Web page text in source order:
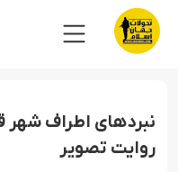
نبردهای اطراف شهر
روایت تصویر